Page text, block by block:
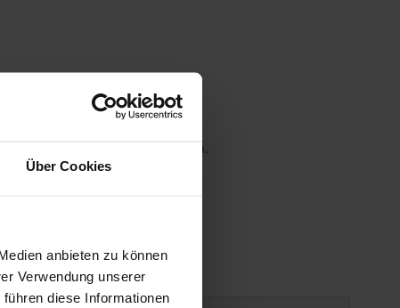
Über Cookies
anbieten zu können
Verwendung unserer
diese Informationen
die MwSt. an der Kasse variieren.